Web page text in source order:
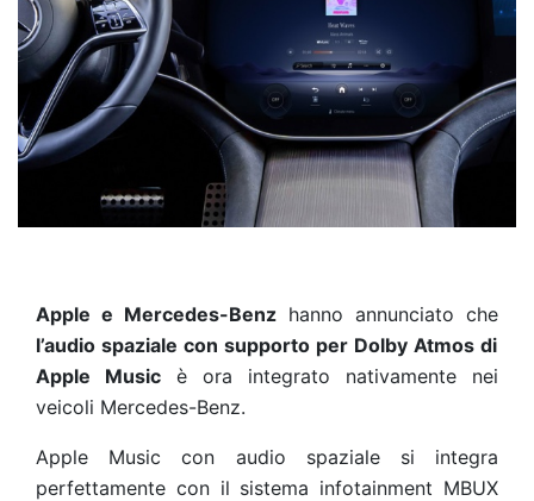
Apple e Mercedes-Benz hanno annunciato che
l’audio spaziale con supporto per Dolby Atmos di
Apple Music è ora integrato nativamente nei
veicoli Mercedes-Benz.
Apple Music con audio spaziale si integra
perfettamente con il sistema infotainment MBUX